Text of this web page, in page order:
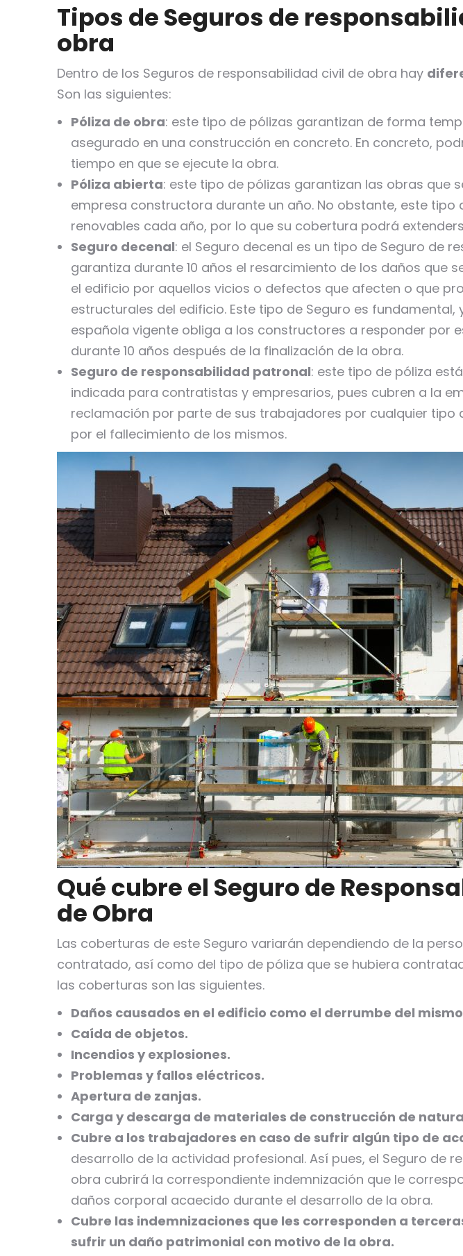
Tipos de Seguros de
obra
Dentro de los Seguros de responsabilidad civil de obra hay
Son las siguientes:
Póliza de obra: este tipo de pólizas garantizan de forma
asegurado en una construcción en concreto. En concreto,
tiempo en que se ejecute la obra.
Póliza abierta: este tipo de pólizas garantizan las obras que
empresa constructora durante un año. No obstante, este tipo
renovables cada año, por lo que su cobertura podrá
Seguro decenal: el Seguro decenal es un tipo de Seguro de
garantiza durante 10 años el resarcimiento de los daños que
el edificio por aquellos vicios o defectos que afecten o que
estructurales del edificio. Este tipo de Seguro es fundamental,
española vigente obliga a los constructores a responder por
durante 10 años después de la finalización de la obra.
Seguro de responsabilidad patronal: este tipo de póliza
indicada para contratistas y empresarios, pues cubren a la
reclamación por parte de sus trabajadores por cualquier tipo
por el fallecimiento de los mismos.
Qué cubre el Seguro de
de Obra
Las coberturas de este Seguro variarán dependiendo de la
contratado, así como del tipo de póliza que se hubiera
las coberturas son las siguientes.
Daños causados en el edificio como el derrumbe del
Caída de objetos.
Incendios y explosiones.
Problemas y fallos eléctricos.
Apertura de zanjas.
Carga y descarga de materiales de construcción de
Cubre a los trabajadores en caso de sufrir algún tipo de
desarrollo de la actividad profesional. Así pues, el Seguro de
obra cubrirá la correspondiente indemnización que le
daños corporal acaecido durante el desarrollo de la obra.
Cubre las indemnizaciones que les corresponden a
sufrir un daño patrimonial con motivo de la obra.